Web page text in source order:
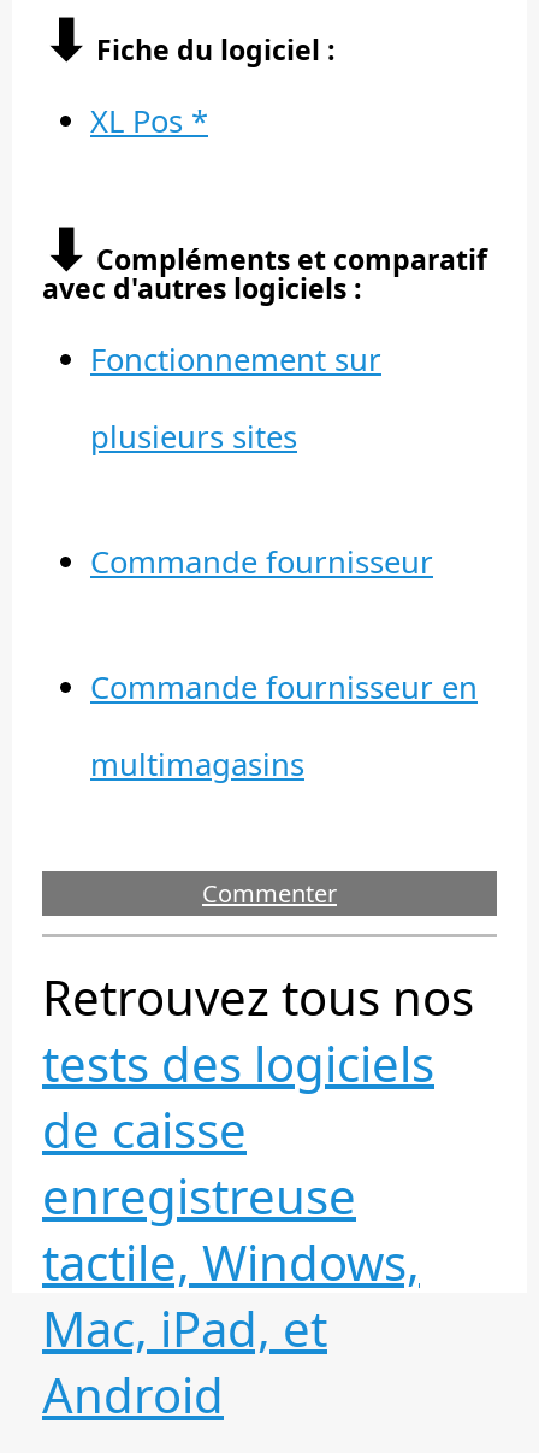
⬇︎ Fiche du logiciel :
XL Pos *
⬇︎ Compléments et comparatif
avec d'autres logiciels :
Fonctionnement sur
plusieurs sites
Commande fournisseur
Commande fournisseur en
multimagasins
Commenter
Retrouvez tous nos
tests des logiciels
de caisse
enregistreuse
tactile, Windows,
Mac, iPad, et
Android